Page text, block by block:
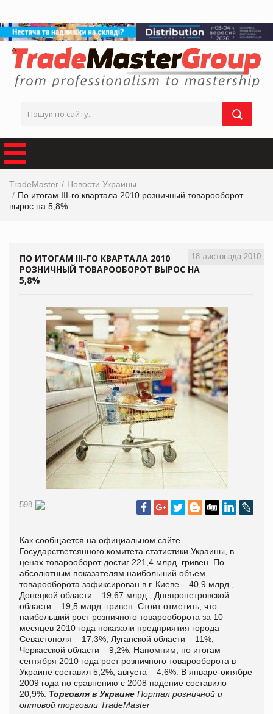
TradeMaster
Новости Украины
По итогам III-го квартала 2010 розничный товарооборот
вырос на 5,8%
18 листопада 2010
ПО ИТОГАМ III-ГО КВАРТАЛА 2010
РОЗНИЧНЫЙ ТОВАРООБОРОТ ВЫРОС НА
5,8%
598
Как сообщается на официальном сайте
Государстветсянного комитета статистики Украины, в
ценах товарооборот достиг 221,4 млрд. гривен. По
абсолютным показателям наибольший объем
товарооборота зафиксирован в г. Киеве – 40,9 млрд.,
Донецкой области – 19,67 млрд., Днепропетровской
области – 19,5 млрд. гривен. Стоит отметить, что
наибольший рост розничного товарооборота за 10
месяцев 2010 года показали предприятия города
Севастополя – 17,3%, Луганской области – 11%,
Черкасской области – 9,2%. Напомним, по итогам
сентября 2010 года рост розничного товарооборота в
Украине составил 5,2%, августа – 4,6%. В январе-октябре
2009 года по сравнению с 2008 падение составило
20,9%. Торговля в Украине Портал розничной и
оптовой торговли TradeMaster